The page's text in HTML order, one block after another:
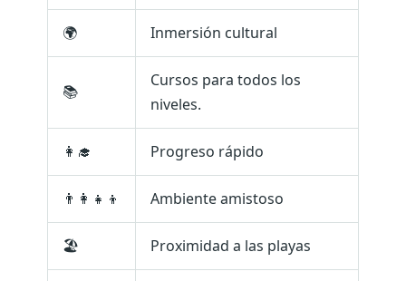
🌍 Inmersión cultural
📚
Cursos para todos los
niveles.
👩‍🎓 Progreso rápido
👨‍👩‍👧‍👦 Ambiente amistoso
🏖️ Proximidad a las playas